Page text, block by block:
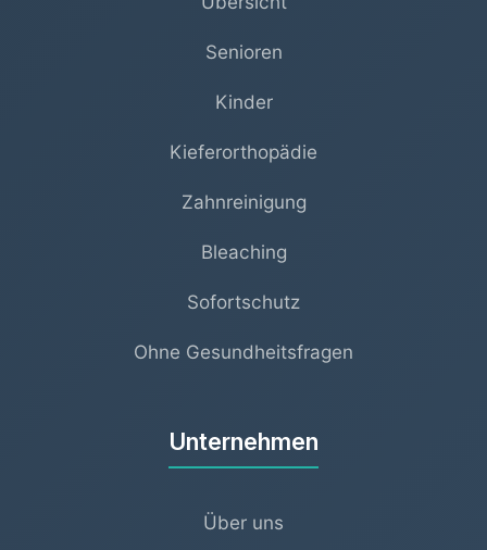
Senioren
Kinder
Kieferorthopädie
Zahnreinigung
Bleaching
Sofortschutz
Ohne Gesundheitsfragen
Unternehmen
Über uns